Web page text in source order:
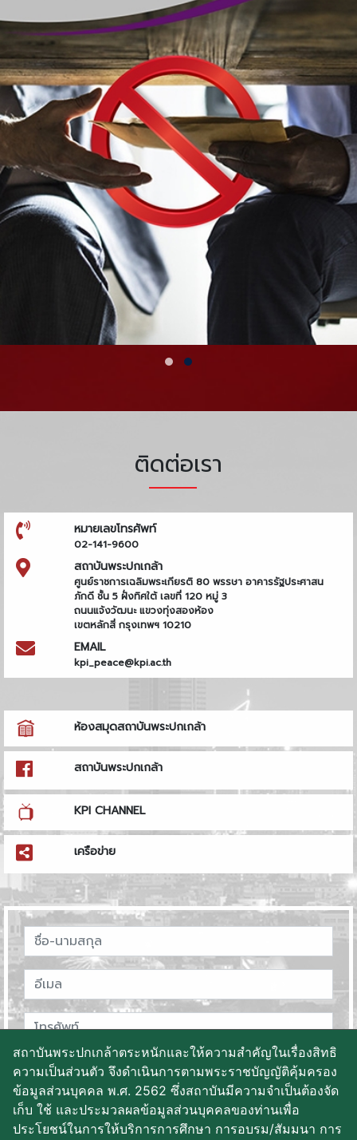
ติดต่อเรา
หมายเลขโทรศัพท์
02-141-9600
สถาบันพระปกเกล้า
ศูนย์ราชการเฉลิมพระเกียรติ 80 พรรษา อาคารรัฐประศาสน
ภักดี ชั้น 5 ฝั่งทิศใต้ เลขที่ 120 หมู่ 3
ถนนแจ้งวัฒนะ แขวงทุ่งสองห้อง
เขตหลักสี่ กรุงเทพฯ 10210
EMAIL
kpi_peace@kpi.ac.th
ห้องสมุดสถาบันพระปกเกล้า
สถาบันพระปกเกล้า
KPI CHANNEL
เครือข่าย
สถาบันพระปกเกล้าตระหนักและให้ความสำคัญในเรื่องสิทธิ
ความเป็นส่วนตัว จึงดำเนินการตามพระราชบัญญัติคุ้มครอง
ข้อมูลส่วนบุคคล พ.ศ. 2562 ซึ่งสถาบันมีความจำเป็นต้องจัด
เก็บ ใช้ และประมวลผลข้อมูลส่วนบุคคลของท่านเพื่อ
ประโยชน์ในการให้บริการการศึกษา การอบรม/สัมมนา การ